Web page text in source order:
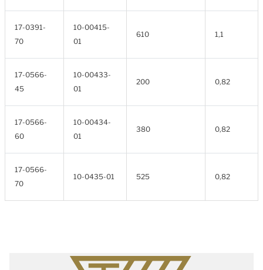
17-0391-
70
10-00415-
01
610 1,1
17-0566-
45
10-00433-
01
200 0,82
17-0566-
60
10-00434-
01
380 0,82
17-0566-
70
10-0435-01 525 0,82